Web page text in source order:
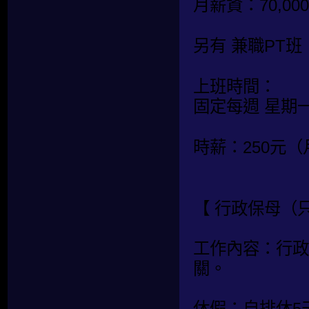
月薪資：
另有 兼職PT班
上班時間：
固定每週 星期
時薪：250元
【 行政保母（
工作內容：行
關。